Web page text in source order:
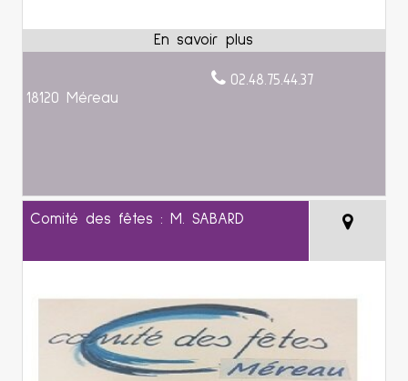
18120 Méreau
02.48.75.44.37
Comité des fêtes : M. SABARD